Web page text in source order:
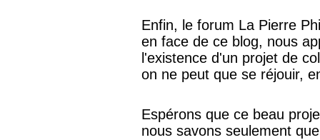
Enfin, le forum La Pierre
en face de ce blog, nous
l'existence d'un projet de
on ne peut que se réjouir,
Espérons que ce beau
nous savons seulement